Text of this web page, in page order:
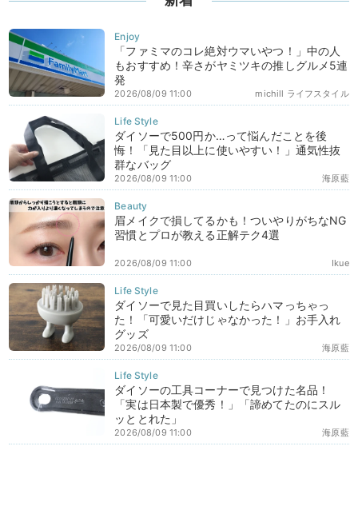
「ファミマのコレ絶対ウマいやつ！」中の人
もおすすめ！辛さがヤミツキの推しグルメ5連
発
michill ライフスタイル
2026/08/09 11:00
ダイソーで500円か…って悩んだことを後
悔！「見た目以上に使いやすい！」通気性抜
群なバッグ
海原藍
2026/08/09 11:00
眉メイクで損してるかも！ついやりがちなNG
習慣とプロが教える正解テク4選
Ikue
2026/08/09 11:00
ダイソーで見た目買いしたらハマっちゃっ
た！「可愛いだけじゃなかった！」お手入れ
グッズ
海原藍
2026/08/09 11:00
ダイソーの工具コーナーで見つけた名品！
「実は日本製で優秀！」「諦めてたのにスル
ッととれた」
海原藍
2026/08/09 11:00